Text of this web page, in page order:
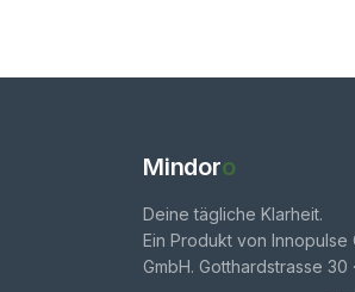
Mindoro
Deine tägliche Klarheit.
Ein Produkt von Innopulse
GmbH. Gotthardstrasse 30